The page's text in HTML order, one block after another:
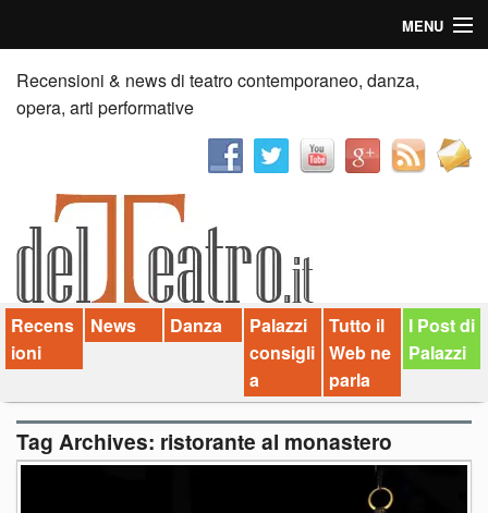
MENU
Home
Recensioni
News
Palazzi consiglia
Video
Chi siamo
Contatti
Recensioni & news di teatro contemporaneo, danza,
opera, arti performative
Recens
ioni
News Danza
Palazzi
consigli
a
Tutto il
Web ne
parla
I Post di
Palazzi
Tag Archives: ristorante al monastero